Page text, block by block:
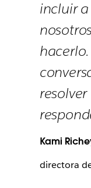
incluir
Kami
directora